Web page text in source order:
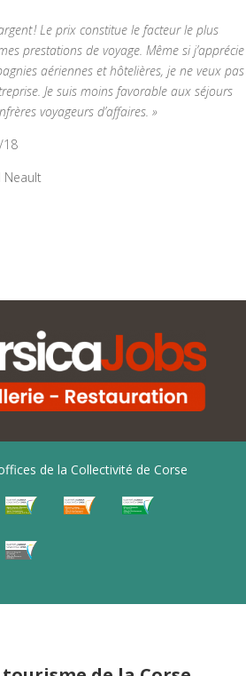
! Le prix constitue le facteur le plus
prestations de voyage. Même si j’apprécie
aériennes et hôtelières, je ne veux pas
Je suis moins favorable aux séjours
voyageurs d’affaires. »
18
Neault
de la Collectivité de Corse